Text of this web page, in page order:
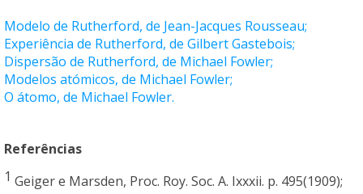
Modelo de Rutherford, de Jean-Jacques Rousseau;
Experiência de Rutherford, de Gilbert Gastebois;
Dispersão de Rutherford, de Michael Fowler;
Modelos atómicos, de Michael Fowler;
O átomo, de Michael Fowler.
Referências
1 Geiger e Marsden, Proc. Roy. Soc. A. Ixxxii. p. 495(1909);